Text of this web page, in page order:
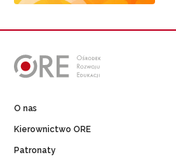
O nas
Kierownictwo ORE
Patronaty